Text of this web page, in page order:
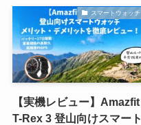
スマートウォッチ
【実機レビュー】Amazfit
T-Rex 3 登山向けスマート